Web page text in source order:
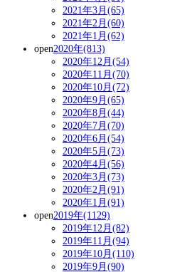
2021年3月(65)
2021年2月(60)
2021年1月(62)
open2020年(813)
2020年12月(54)
2020年11月(70)
2020年10月(72)
2020年9月(65)
2020年8月(44)
2020年7月(70)
2020年6月(54)
2020年5月(73)
2020年4月(56)
2020年3月(73)
2020年2月(91)
2020年1月(91)
open2019年(1129)
2019年12月(82)
2019年11月(94)
2019年10月(110)
2019年9月(90)